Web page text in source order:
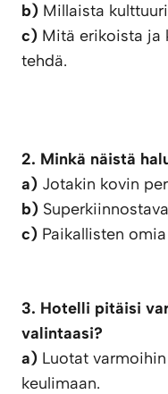
b) Millaista
c) Mitä erikoista ja
tehdä.
2. Minkä näistä
a) Jotakin kovin
b)
c) Paikallisten
3. Hotelli pitäisi
valintaasi?
a) Luotat
keulimaan.